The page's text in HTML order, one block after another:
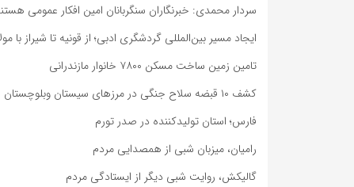
سردار محمدی: خبرنگاران سنگربانان امین افکار عمومی
ایجاد مسیر بین‌المللی گردشگری ادبی؛ از قونیه تا شیراز با
تامین زمین ساخت مسکن ۷۸۰۰ خانوار مازندرانی
کشف ۱۰ قبضه سلاح جنگی در مرزهای سیستان وبلوچستان
فارس؛ استان تولیدکننده در صدر تورم
رامیان، میزبان شبی از همصدایی مردم
گالیکش، روایت شبی دیگر از ایستادگی مردم